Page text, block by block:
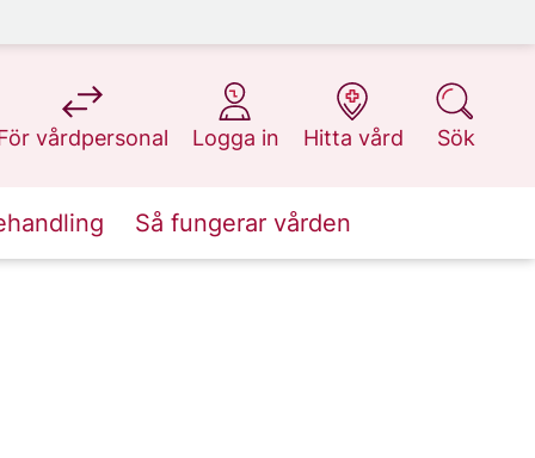
vårdpersonal
på 1177.se
Logga in
på 1177.se
Hitta vård
på 1177.se
Sök
på 1177.se
Så fungerar vården